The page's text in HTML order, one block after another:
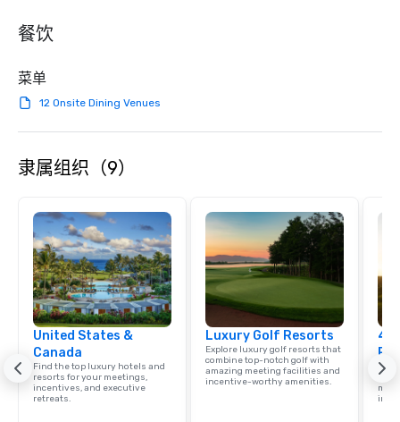
餐饮
菜单
12 Onsite Dining Venues
隶属组织（9）
United States &
Canada
Find the top luxury hotels and
resorts for your meetings,
incentives, and executive
retreats.
Luxury Golf Resorts
Explore luxury golf resorts that
combine top-notch golf with
amazing meeting facilities and
incentive-worthy amenities.
4